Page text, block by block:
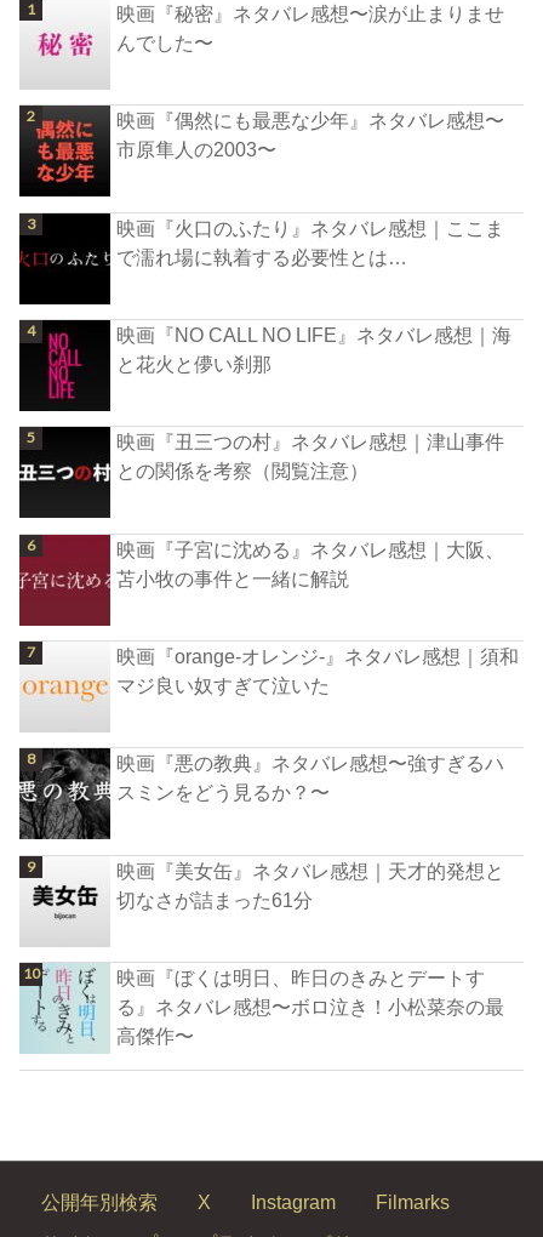
映画『秘密』ネタバレ感想〜涙が止まりませ
んでした〜
映画『偶然にも最悪な少年』ネタバレ感想〜
市原隼人の2003〜
映画『火口のふたり』ネタバレ感想｜ここま
で濡れ場に執着する必要性とは…
映画『NO CALL NO LIFE』ネタバレ感想｜海
と花火と儚い刹那
映画『丑三つの村』ネタバレ感想｜津山事件
との関係を考察（閲覧注意）
映画『子宮に沈める』ネタバレ感想｜大阪、
苫小牧の事件と一緒に解説
映画『orange-オレンジ-』ネタバレ感想｜須和
マジ良い奴すぎて泣いた
映画『悪の教典』ネタバレ感想〜強すぎるハ
スミンをどう見るか？〜
映画『美女缶』ネタバレ感想｜天才的発想と
切なさが詰まった61分
映画『ぼくは明日、昨日のきみとデートす
る』ネタバレ感想〜ボロ泣き！小松菜奈の最
高傑作〜
公開年別検索 X Instagram
Filmarks